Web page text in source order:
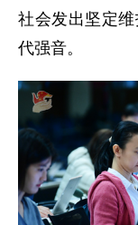
社会发出坚定
代强音。